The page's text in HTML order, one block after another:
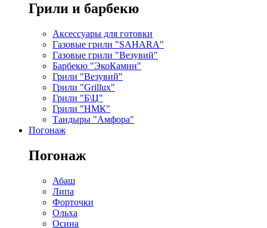
Грили и барбекю
Аксессуары для готовки
Газовые грили "SAHARA"
Газовые грили "Везувий"
Барбекю "ЭкоКамин"
Грили "Везувий"
Грили "Grillux"
Грили "Б\Ц"
Грили "НМК"
Тандыры "Амфора"
Погонаж
Погонаж
Абаш
Липа
Форточки
Ольха
Осина